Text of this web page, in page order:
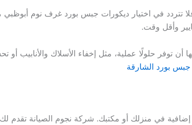
في اختيار ديكورات جبس بورد غرف نوم
وأقل وقت.
توفر حلولًا عملية، مثل إخفاء الأسلاك والأنابيب أو
بورد الشارقة
في منزلك أو مكتبك. شركة نجوم الصيانة تقدم